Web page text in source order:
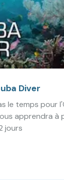
Diver
le temps pour
apprendra à
jours